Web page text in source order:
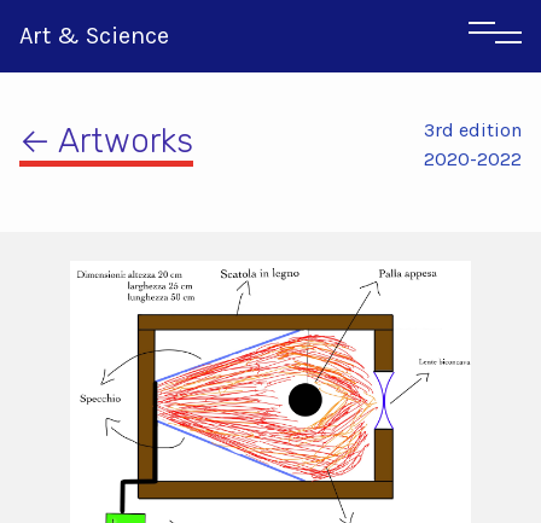
Art & Science
← Artworks
3rd edition
2020-2022